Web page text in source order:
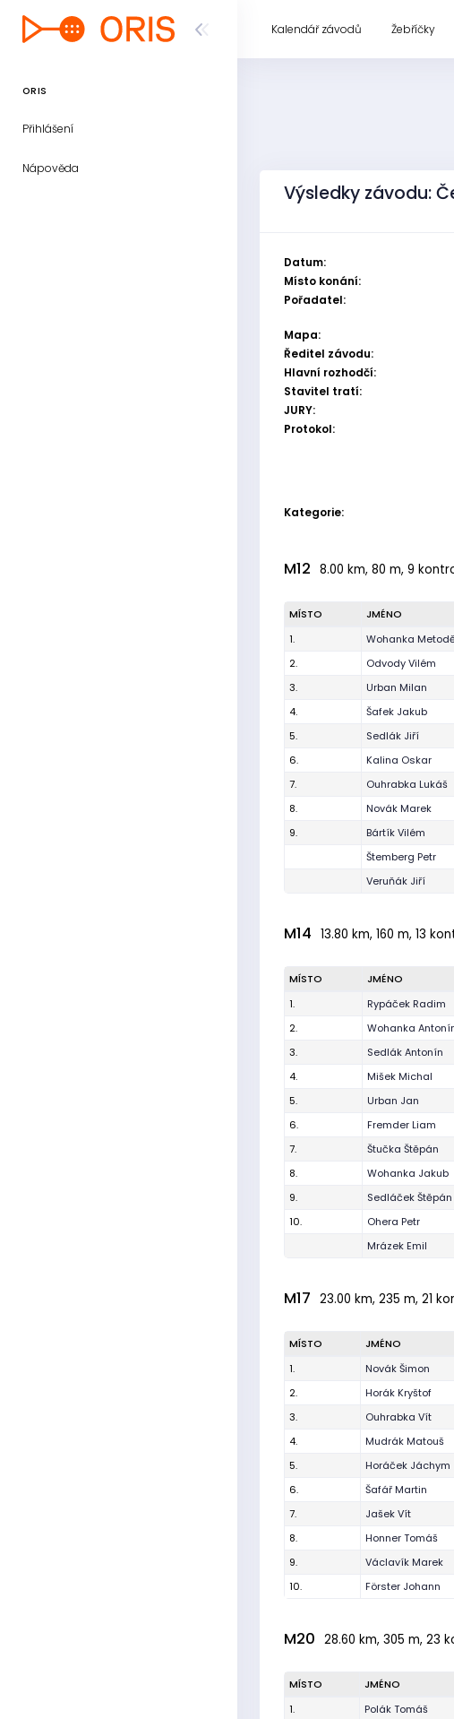
ORIS
Přihlášení
Nápověda
Kalendář závodů Žebříčky
Výsledky závodu:
Datum:
Místo konání:
Pořadatel:
Mapa:
Ředitel závodu:
Hlavní rozhodčí:
Stavitel tratí:
JURY:
Protokol:
Kategorie:
M12 8.00 km, 80 m, 9
MÍSTO JMÉNO
1.
Wohanka
2.
Odvody Vilém
3.
Urban Milan
4.
Šafek Jakub
5.
Sedlák Jiří
6.
Kalina Oskar
7.
Ouhrabka Lukáš
8.
Novák Marek
9.
Bártík Vilém
Štemberg Petr
Veruňák Jiří
M14 13.80 km, 160 m, 13
MÍSTO JMÉNO
1.
Rypáček Radim
2.
Wohanka
3.
Sedlák Antonín
4.
Mišek Michal
5.
Urban Jan
6.
Fremder Liam
7.
Štučka Štěpán
8.
Wohanka Jakub
9.
Sedláček Štěpán
10.
Ohera Petr
Mrázek Emil
M17 23.00 km, 235 m, 21
MÍSTO JMÉNO
1.
Novák Šimon
2.
Horák Kryštof
3.
Ouhrabka Vít
4.
Mudrák Matouš
5.
Horáček Jáchym
6.
Šafář Martin
7.
Jašek Vít
8.
Honner Tomáš
9.
Václavík Marek
10.
Förster Johann
M20 28.60 km, 305 m, 23
MÍSTO JMÉNO
1.
Polák Tomáš